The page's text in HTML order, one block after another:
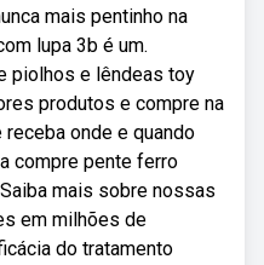
mais pentinho na
lupa 3b é um.
piolhos e lêndeas toy
produtos e compre na
receba onde e quando
compre pente ferro
mais sobre nossas
em milhões de
do tratamento